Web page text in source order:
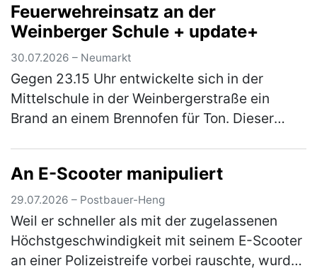
aus einem Anwesen im Heideweg entwe…
(mehr)
Feuerwehreinsatz an der
Weinberger Schule + update+
30.07.2026 – Neumarkt
Gegen 23.15 Uhr entwickelte sich in der
Mittelschule in der Weinbergerstraße ein
Brand an einem Brennofen für Ton. Dieser
An E-Scooter manipuliert
29.07.2026 – Postbauer-Heng
Weil er schneller als mit der zugelassenen
Höchstgeschwindigkeit mit seinem E-Scooter
an einer Polizeistreife vorbei rauschte, wurde